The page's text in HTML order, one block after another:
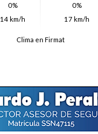
0%
14 km/h
0%
17 km/h
Clima en Firmat